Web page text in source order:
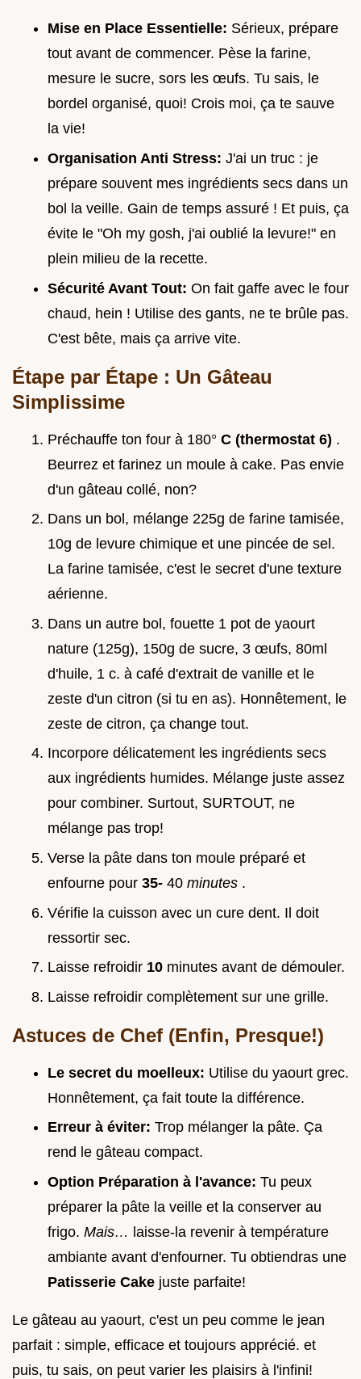
Mise en Place Essentielle: Sérieux, prépare
tout avant de commencer. Pèse la farine,
mesure le sucre, sors les œufs. Tu sais, le
bordel organisé, quoi! Crois moi, ça te sauve
la vie!
Organisation Anti Stress: J'ai un truc : je
prépare souvent mes ingrédients secs dans un
bol la veille. Gain de temps assuré ! Et puis, ça
évite le "Oh my gosh, j'ai oublié la levure!" en
plein milieu de la recette.
Sécurité Avant Tout: On fait gaffe avec le four
chaud, hein ! Utilise des gants, ne te brûle pas.
C'est bête, mais ça arrive vite.
Étape par Étape : Un Gâteau
Simplissime
Préchauffe ton four à 180° C (thermostat 6) .
Beurrez et farinez un moule à cake. Pas envie
d'un gâteau collé, non?
Dans un bol, mélange 225g de farine tamisée,
10g de levure chimique et une pincée de sel.
La farine tamisée, c'est le secret d'une texture
aérienne.
Dans un autre bol, fouette 1 pot de yaourt
nature (125g), 150g de sucre, 3 œufs, 80ml
d'huile, 1 c. à café d'extrait de vanille et le
zeste d'un citron (si tu en as). Honnêtement, le
zeste de citron, ça change tout.
Incorpore délicatement les ingrédients secs
aux ingrédients humides. Mélange juste assez
pour combiner. Surtout, SURTOUT, ne
mélange pas trop!
Verse la pâte dans ton moule préparé et
enfourne pour 35- 40 minutes .
Vérifie la cuisson avec un cure dent. Il doit
ressortir sec.
Laisse refroidir 10 minutes avant de démouler.
Laisse refroidir complètement sur une grille.
Astuces de Chef (Enfin, Presque!)
Le secret du moelleux: Utilise du yaourt grec.
Honnêtement, ça fait toute la différence.
Erreur à éviter: Trop mélanger la pâte. Ça
rend le gâteau compact.
Option Préparation à l'avance: Tu peux
préparer la pâte la veille et la conserver au
frigo. Mais… laisse-la revenir à température
ambiante avant d'enfourner. Tu obtiendras une
Patisserie Cake juste parfaite!
Le gâteau au yaourt, c'est un peu comme le jean
parfait : simple, efficace et toujours apprécié. et
puis, tu sais, on peut varier les plaisirs à l'infini!